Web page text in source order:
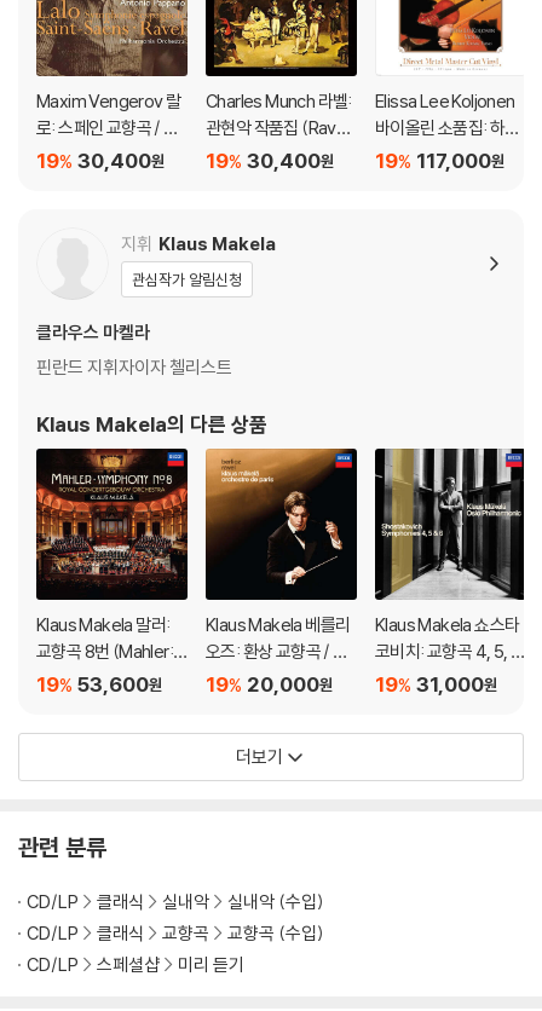
Maxim Vengerov 랄
로: 스페인 교향곡 / 생
상스: 바이올린 협주곡
1 / Saint-Sans: Violin
Concerto Op.61) [U
HQCD]
30,400원
19%
Charles Munch 라벨:
관현악 작품집 (Ravel:
Bolero) [UHQCD]
30,400원
19%
Elissa Lee Koljonen
바이올린 소품집: 하트
브레이크 (Heartbrea
117,000원
19%
지휘 Klaus Makela
관심작가 알림신청
클라우스 마켈라
핀란드 지휘자이자 첼리스트
Klaus Makela의 다른 상품
Klaus Makela 말러:
교향곡 8번 (Mahler: S
ymphony No.8)
53,600원
19%
Klaus Makela 베를리
오즈: 환상 교향곡 / 라
벨: 라 발스 (Berlioz: S
ue / Ravel: Valse)
20,000원
19%
Klaus Makela 쇼스타
코비치: 교향곡 4, 5, 6
번 (Shostakovich: S
31,000원
19%
더보기
관련 분류
CD/LP 클래식 실내악
실내악 (수입)
CD/LP
클래식 교향곡
교향곡 (수입)
CD/LP
스페셜샵 미리 듣기